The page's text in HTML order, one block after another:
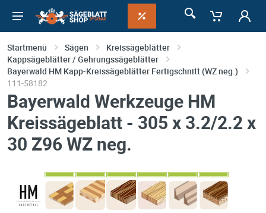
Startmenü Sägen
Kreissägeblätter
Kappsägeblätter / Gehrungssägeblätter
Bayerwald HM Kapp-Kreissägeblätter Fertigschnitt (WZ neg.)
111-58182
Bayerwald Werkzeuge HM
Kreissägeblatt - 305 x 3.2/2.2 x
30 Z96 WZ neg.